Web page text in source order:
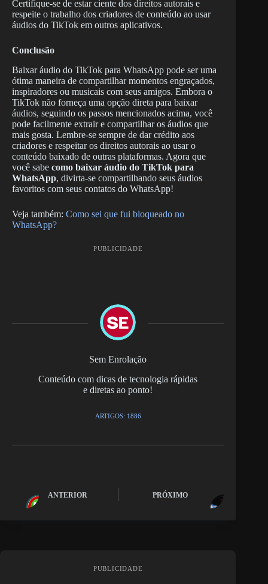
Certifique-se de estar ciente dos direitos autorais e
respeite o trabalho dos criadores de conteúdo ao usar
áudios do TikTok em outros aplicativos.
Conclusão
Baixar áudio do TikTok para WhatsApp pode ser uma
ótima maneira de compartilhar momentos engraçados,
inspiradores ou musicais com seus amigos. Embora o
TikTok não forneça uma opção direta para baixar
áudios, seguindo os passos mencionados acima, você
pode facilmente extrair e compartilhar os áudios que
mais gosta. Lembre-se sempre de dar crédito aos
criadores e respeitar os direitos autorais ao usar o
conteúdo baixado de outras plataformas. Agora que
você sabe como baixar áudio do TikTok para
WhatsApp, divirta-se compartilhando seus áudios
favoritos com seus contatos do WhatsApp!
Veja também: Como sei que fui bloqueado no
WhatsApp?
PUBLICIDADE
Sem Enrolação
Conteúdo com dicas de tecnologia rápidas
e diretas ao ponto!
ARTIGOS: 1886
ANTERIOR PRÓXIMO
PUBLICIDADE